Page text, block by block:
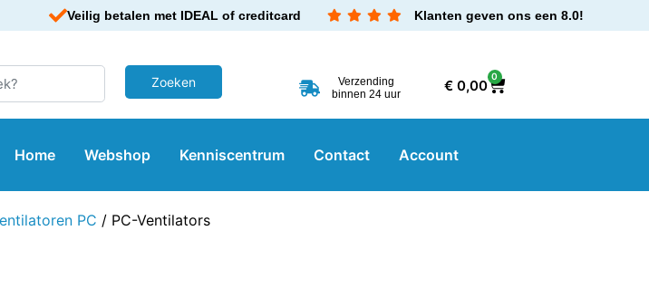
Veilig betalen met IDEAL of creditcard Klanten geven ons een 8.0!
Verzending
binnen 24 uur
€0,00
0
Home Webshop Kenniscentrum Contact Account
PC / PC-Ventilators